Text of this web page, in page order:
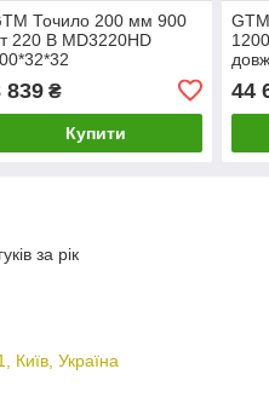
Точило 200 мм 900
220 В MD3220HD
839₴
Купити
44
за рік
Київ, Україна